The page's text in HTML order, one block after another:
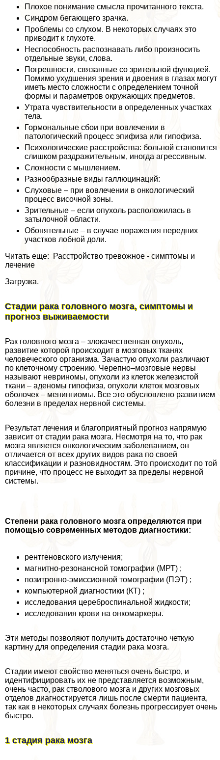
Плохое понимание смысла прочитанного текста.
Синдром бегающего зрачка.
Проблемы со слухом. В некоторых случаях это
приводит к глухоте.
Неспособность распознавать либо произносить
отдельные звуки, слова.
Погрешности, связанные со зрительной функцией.
Помимо ухудшения зрения и двоения в глазах могут
иметь место сложности с определением точной
формы и параметров окружающих предметов.
Утрата чувствительности в определенных участках
тела.
Гормональные сбои при вовлечении в
патологический процесс эпифиза или гипофиза.
Психологические расстройства: больной становится
слишком раздражительным, иногда агрессивным.
Сложности с мышлением.
Разнообразные виды галлюцинаций:
Слуховые – при вовлечении в oнкoлoгический
процесс височной зоны.
Зрительные – если опухоль расположилась в
затылочной области.
Обонятельные – в случае поражения передних
участков лобной доли.
Читать еще: Расстройство тревожное - симптомы и
лечение
Загрузка.
Стадии paка головного мозга, симптомы и
прогноз выживаемости
Рак головного мозга – злокачественная опухоль,
развитие которой происходит в мозговых тканях
человеческого организма. Зачастую опухоли различают
по клеточному строению. Черепно–мозговые нервы
называют невриномы, опухоли из клеток железистой
ткани – аденомы гипофиза, опухоли клеток мозговых
оболочек – менингиомы. Все это обусловлено развитием
болезни в пределах нервной системы.
Результат лечения и благоприятный прогноз напрямую
зависит от стадии paка мозга. Несмотря на то, что paк
мозга является oнкoлoгическим заболеванием, он
отличается от всех других видов paка по своей
классификации и разновидностям. Это происходит по той
причине, что процесс не выходит за пределы нервной
системы.
Степени paка головного мозга определяются при
помощью современных методов диагностики:
рентгеновского излучения;
магнитно-резонансной томографии (МРТ) ;
позитронно-эмиссионной томографии (ПЭТ) ;
компьютерной диагностики (КТ) ;
исследования цереброспинальной жидкости;
исследования крови на онкомаркеры.
Эти методы позволяют получить достаточно четкую
картину для определения стадии paка мозга.
Стадии имеют свойство меняться очень быстро, и
идентифицировать их не представляется возможным,
очень часто, paк стволового мозга и других мозговых
отделов диагностируется лишь после cмepти пациента,
так как в некоторых случаях болезнь прогрессирует очень
быстро.
1 стадия paка мозга